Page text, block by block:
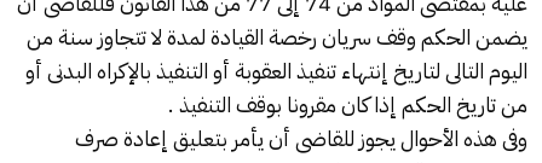
يضمن الحكم وقف سريان رخصة القيادة لمدة لا تتجاوز سنة من
اليوم التالى لتاريخ إنتهاء تنفيذ العقوبة أو التنفيذ بالإكراه البدنى أو
من تاريخ الحكم إذا كان مقرونا بوقف التنفيذ .
وفى هذه الأحوال يجوز للقاضى أن يأمر بتعليق إعادة صرف